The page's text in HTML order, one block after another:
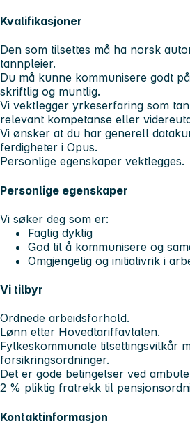
Kvalifikasjoner
Den som tilsettes må ha norsk
tannpleier.
Du må kunne kommunisere godt
skriftlig og muntlig.
Vi vektlegger yrkeserfaring som
relevant kompetanse eller
Vi ønsker at du har generell
ferdigheter i Opus.
Personlige egenskaper vektlegges.
Personlige egenskaper
Vi søker deg som er:
Faglig dyktig
God til å kommunisere og
Omgjengelig og initiativrik i
Vi tilbyr
Ordnede arbeidsforhold.
Lønn etter Hovedtariffavtalen.
Fylkeskommunale tilsettingsvilkår
Det er gode betingelser ved
2 % pliktig fratrekk til
Kontaktinformasjon